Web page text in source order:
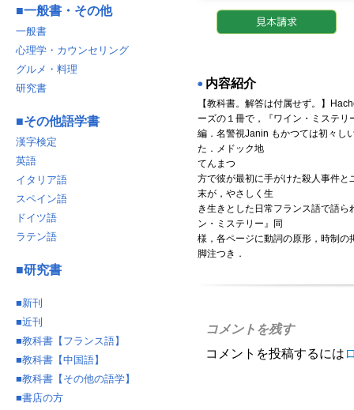
◉ 内容紹介
【教科書。解答は付属せず。】
ーズの１冊で，『ワイン・ミステリ
編．名警視Janin もかつては初々し
た．メドック地
てんまつ
方で彼が最初に手がけた殺人事件と
末が，やさしく生
き生きとした日常フランス語で語ら
ン・ミステリー』同
様，各ページに動詞の原形，時制の
脚注つき．
コメントを残す
コメントを投稿するには
■一般書・その他
一般書
心理学・カウンセリング
グルメ・料理
研究書
■その他語学書
漢字検定
英語
イタリア語
スペイン語
ドイツ語
ラテン語
■研究書
■新刊
■近刊
■教科書【フランス語】
■教科書【中国語】
■教科書【その他の語学】
■書店の方